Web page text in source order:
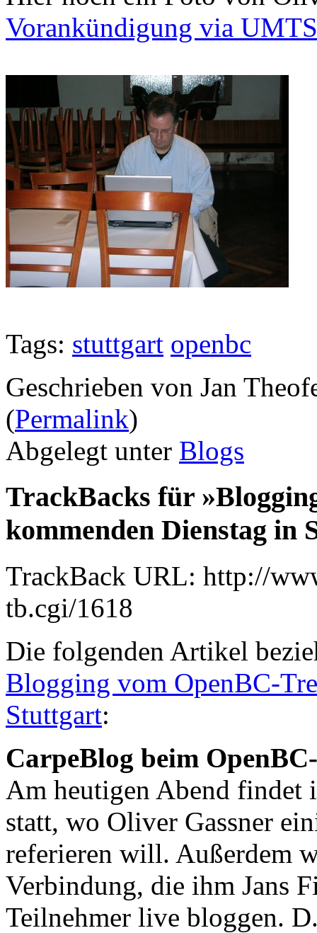
Vorankündigung via
Tags: stuttgart openbc
Geschrieben von Jan
(Permalink)
Abgelegt unter Blogs
TrackBacks für
kommenden Dienstag in
TrackBack URL: http://
tb.cgi/1618
Die folgenden Artikel
Blogging vom OpenBC-
Stuttgart:
CarpeBlog beim
Am heutigen Abend findet
statt, wo Oliver Gassner
referieren will. Außerdem
Verbindung, die ihm Jans
Teilnehmer live bloggen.